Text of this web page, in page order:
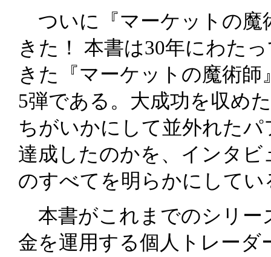
ついに『マーケットの魔
きた！ 本書は30年にわた
きた『マーケットの魔術師
5弾である。大成功を収め
ちがいかにして並外れた
達成したのかを、インタビ
のすべてを明らかにしてい
本書がこれまでのシリー
金を運用する個人トレー